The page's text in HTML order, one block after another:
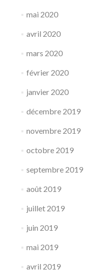
mai 2020
avril 2020
mars 2020
février 2020
janvier 2020
décembre 2019
novembre 2019
octobre 2019
septembre 2019
août 2019
juillet 2019
juin 2019
mai 2019
avril 2019